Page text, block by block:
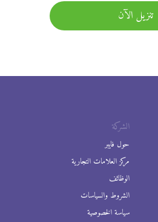
تنزيل الآن
الشركة
حول فايبر
مركز العلامات التجارية
الوظائف
الشروط والسياسات
سياسة الخصوصية